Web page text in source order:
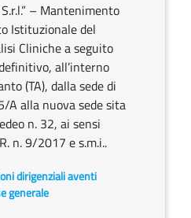
– Mantenimento
Istituzionale del
Cliniche a seguito
all’interno
(TA), dalla sede di
A alla nuova sede sita
n. 32, ai sensi
n. 9/2017 e s.m.i..
dirigenziali aventi
generale